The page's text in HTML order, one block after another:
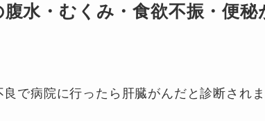
水・むくみ・食欲不振・便秘
で病院に行ったら肝臓がんだと診断されま